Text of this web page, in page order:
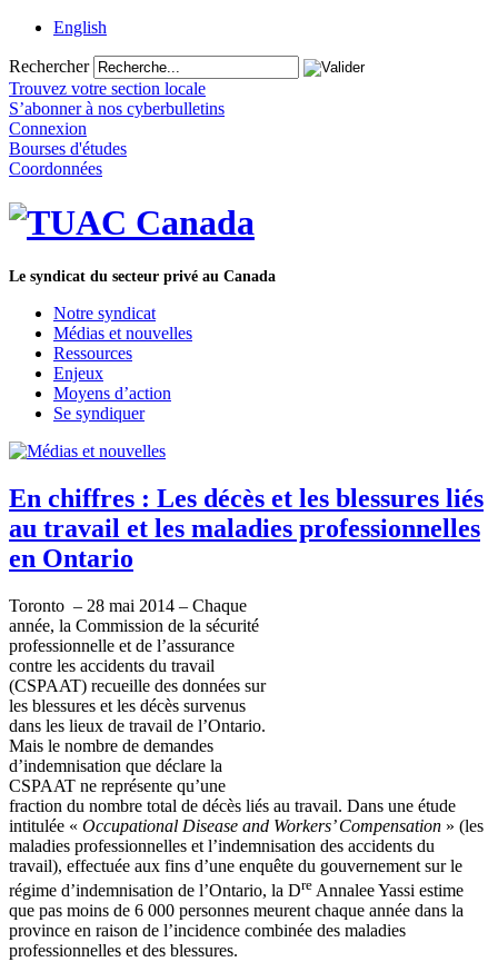
English
Rechercher
Trouvez votre section locale
S’abonner à nos cyberbulletins
Connexion
Bourses d'études
Coordonnées
Le syndicat du secteur privé au Canada
Notre syndicat
Médias et nouvelles
Ressources
Enjeux
Moyens d’action
Se syndiquer
En chiffres : Les décès et les blessures liés
au travail et les maladies professionnelles
en Ontario
Toronto – 28 mai 2014 – Chaque
année, la Commission de la sécurité
professionnelle et de l’assurance
contre les accidents du travail
(CSPAAT) recueille des données sur
les blessures et les décès survenus
dans les lieux de travail de l’Ontario.
Mais le nombre de demandes
d’indemnisation que déclare la
CSPAAT ne représente qu’une
fraction du nombre total de décès liés au travail. Dans une étude
intitulée « Occupational Disease and Workers’ Compensation » (les
maladies professionnelles et l’indemnisation des accidents du
travail), effectuée aux fins d’une enquête du gouvernement sur le
régime d’indemnisation de l’Ontario, la Dre Annalee Yassi estime
que pas moins de 6 000 personnes meurent chaque année dans la
province en raison de l’incidence combinée des maladies
professionnelles et des blessures.